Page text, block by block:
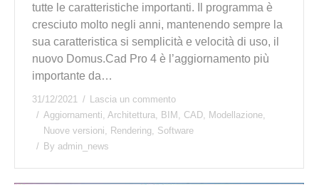
tutte le caratteristiche importanti. Il programma è
cresciuto molto negli anni, mantenendo sempre la
sua caratteristica si semplicità e velocità di uso, il
nuovo Domus.Cad Pro 4 è l’aggiornamento più
importante da…
31/12/2021
Lascia un commento
Aggiornamenti Architettura BIM CAD Modellazione
Nuove versioni
Rendering
Software
By admin_news